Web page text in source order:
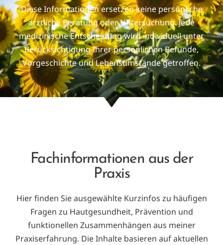
Diese Informationen ersetzen keine persönliche
ärztliche Beratung oder Untersuchung. Jede
medizinische Entscheidung wird individuell unter
Berücksichtigung Ihrer persönlichen Befunde,
Vorgeschichte und Lebensumstände getroffen.
Fachinformationen aus der
Praxis
Hier finden Sie ausgewählte Kurzinfos zu häufigen
Fragen zu Hautgesundheit, Prävention und
funktionellen Zusammenhängen aus meiner
Praxiserfahrung. Die Inhalte basieren auf aktuellen